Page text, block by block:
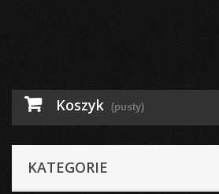
Koszyk (pusty)
KATEGORIE